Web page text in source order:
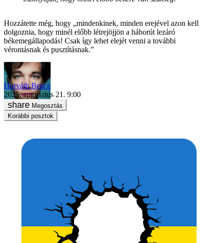
Hozzátette még, hogy „mindenkinek, minden erejével azon kell
dolgoznia, hogy minél előbb létrejöjjön a háborút lezáró
békemegállapodás! Csak így lehet elejét venni a további
vérontásnak és pusztításnak.”
Horváth Bence
2025. augusztus 21. 9:00
Megosztás
Korábbi posztok